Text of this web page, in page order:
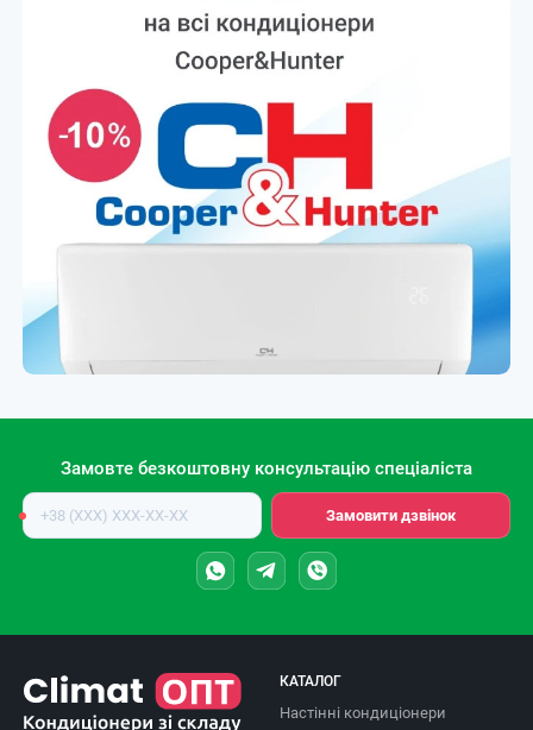
Замовте безкоштовну консультацію спеціаліста
Номер
телефону
Замовити дзвінок
КАТАЛОГ
Настінні кондиціонери